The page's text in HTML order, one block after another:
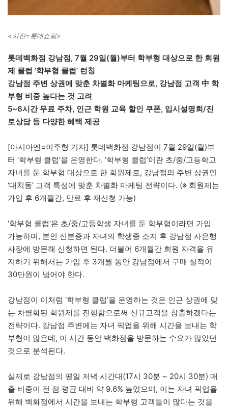
<사진=롯데쇼핑>
롯데백화점 강남점, 7월 29일(월)부터 학부형 대상으로 한 회원
제 클럽 ‘학부형 클럽’ 런칭
강남점 주변 상권에 맞춘 차별화 마케팅으로, 강남점 고객 中 학
부형 비중 높다는 것 고려
5~6시간 무료 주차, 인근 학원 교육 할인 쿠폰, 입시설명회/진
로상담 등 다양한 혜택 제공
[아시아엔=이주형 기자] 롯데백화점 강남점이 7월 29일(월)부
터 ‘학부형 클럽’을 운영한다. ‘학부형 클럽’이란 초/중/고등학교
자녀를 둔 학부형 대상으로 한 회원제로, 강남점의 주변 상권인
‘대치동’ 고객 특성에 맞춘 차별화 마케팅 전략이다. (※ 회원제는
가입 후 6개월간, 만료 후 재신청 가능)
‘학부형 클럽’은 초/중/고등학생 자녀를 둔 학부형이라면 가입
가능하며, 본인 신분증과 자녀의 학생증 소지 후 강남점 사은행
사장에 방문해 신청하면 된다. 더불어 6개월간 회원 자격을 유
지하기 위해서는 가입 후 3개월 동안 강남점에서 구매 실적이
30만원이 넘어야 한다.
강남점이 이처럼 ‘학부형 클럽’을 운영하는 것은 인근 상권에 맞
는 차별화된 회원제를 진행함으로써 신규고객을 창출하겠다는
전략이다. 강남점 주변에는 자녀 픽업을 위해 시간을 보내는 학
부형이 많은데, 이 시간 동안 백화점을 방문하는 수요가 많았던
것으로 분석된다.
실제로 강남점의 평일 저녁 시간대(17시 30분 ~ 20시 30분) 매
출 비중이 전 점 평균 대비 약 9.6% 높았으며, 이는 자녀 픽업을
위해 백화점에서 시간을 보내는 학부형 고객들이 많다는 것을